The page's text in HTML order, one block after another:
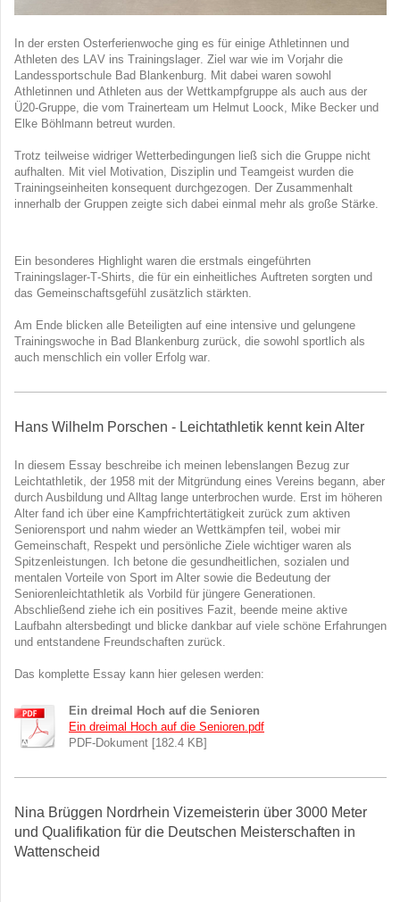
In der ersten Osterferienwoche ging es für einige Athletinnen und
Athleten des LAV ins Trainingslager. Ziel war wie im Vorjahr die
Landessportschule Bad Blankenburg. Mit dabei waren sowohl
Athletinnen und Athleten aus der Wettkampfgruppe als auch aus der
Ü20-Gruppe, die vom Trainerteam um Helmut Loock, Mike Becker und
Elke Böhlmann betreut wurden.
Trotz teilweise widriger Wetterbedingungen ließ sich die Gruppe nicht
aufhalten. Mit viel Motivation, Disziplin und Teamgeist wurden die
Trainingseinheiten konsequent durchgezogen. Der Zusammenhalt
innerhalb der Gruppen zeigte sich dabei einmal mehr als große Stärke.
Ein besonderes Highlight waren die erstmals eingeführten
Trainingslager-T-Shirts, die für ein einheitliches Auftreten sorgten und
das Gemeinschaftsgefühl zusätzlich stärkten.
Am Ende blicken alle Beteiligten auf eine intensive und gelungene
Trainingswoche in Bad Blankenburg zurück, die sowohl sportlich als
auch menschlich ein voller Erfolg war.
Hans Wilhelm Porschen - Leichtathletik kennt kein Alter
In diesem Essay beschreibe ich meinen lebenslangen Bezug zur
Leichtathletik, der 1958 mit der Mitgründung eines Vereins begann, aber
durch Ausbildung und Alltag lange unterbrochen wurde. Erst im höheren
Alter fand ich über eine Kampfrichtertätigkeit zurück zum aktiven
Seniorensport und nahm wieder an Wettkämpfen teil, wobei mir
Gemeinschaft, Respekt und persönliche Ziele wichtiger waren als
Spitzenleistungen. Ich betone die gesundheitlichen, sozialen und
mentalen Vorteile von Sport im Alter sowie die Bedeutung der
Seniorenleichtathletik als Vorbild für jüngere Generationen.
Abschließend ziehe ich ein positives Fazit, beende meine aktive
Laufbahn altersbedingt und blicke dankbar auf viele schöne Erfahrungen
und entstandene Freundschaften zurück.
Das komplette Essay kann hier gelesen werden:
Ein dreimal Hoch auf die Senioren
Ein dreimal Hoch auf die Senioren.pdf
PDF-Dokument [182.4 KB]
Nina Brüggen Nordrhein Vizemeisterin über 3000 Meter
und Qualifikation für die Deutschen Meisterschaften in
Wattenscheid